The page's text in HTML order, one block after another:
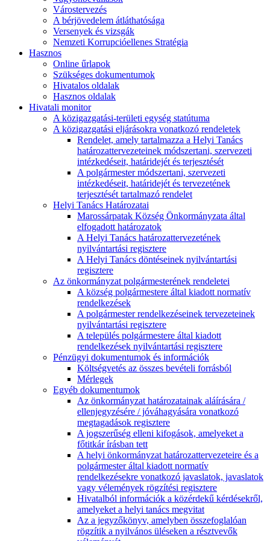
Várostervezés
A bérjövedelem átláthatósága
Versenyek és vizsgák
Nemzeti Korrupcióellenes Stratégia
Hasznos
Online űrlapok
Szükséges dokumentumok
Hivatalos oldalak
Hasznos oldalak
Hivatali monitor
A közigazgatási-területi egység statútuma
A közigazgatási eljárásokra vonatkozó rendeletek
Rendelet, amely tartalmazza a Helyi Tanács
határozattervezeteinek módszertani, szervezeti
intézkedéseit, határidejét és terjesztését
A polgármester módszertani, szervezeti
intézkedéseit, határidejét és tervezetének
terjesztését tartalmazó rendelet
Helyi Tanács Határozatai
Marossárpatak Község Önkormányzata által
elfogadott határozatok
A Helyi Tanács határozattervezetének
nyilvántartási regisztere
A Helyi Tanács döntéseinek nyilvántartási
regisztere
Az önkormányzat polgármesterének rendeletei
A község polgármestere által kiadott normatív
rendelkezések
A polgármester rendelkezéseinek tervezeteinek
nyilvántartási regisztere
A település polgármestere által kiadott
rendelkezések nyilvántartási regisztere
Pénzügyi dokumentumok és információk
Költségvetés az összes bevételi forrásból
Mérlegek
Egyéb dokumentumok
Az önkormányzat határozatainak aláírására /
ellenjegyzésére / jóváhagyására vonatkozó
megtagadások regisztere
A jogszerűség elleni kifogások, amelyeket a
főtitkár írásban tett
A helyi önkormányzat határozattervezeteire és a
polgármester által kiadott normatív
rendelkezésekre vonatkozó javaslatok, javaslatok
vagy vélemények rögzítési regisztere
Hivatalból információk a közérdekű kérdésekről,
amelyeket a helyi tanács megvitat
Az a jegyzőkönyv, amelyben összefoglalóan
rögzítik a nyilvános üléseken a résztvevők